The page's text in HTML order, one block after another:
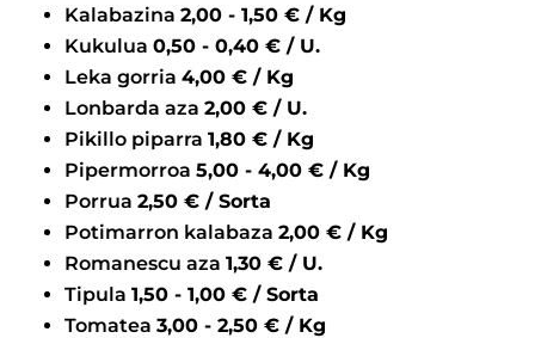
Kalabazina
2,00 - 1,50 € / Kg
Kukulua
0,50 - 0,40 € / U.
Leka gorria
4,00 € / Kg
Lonbarda aza
2,00 € / U.
Pikillo piparra
1,80 € / Kg
Pipermorroa
5,00 - 4,00 € / Kg
Porrua
2,50 € / Sorta
Potimarron kalabaza
2,00 € / Kg
Romanescu aza
1,30 € / U.
Tipula
1,50 - 1,00 € / Sorta
Tomatea
3,00 - 2,50 € / Kg